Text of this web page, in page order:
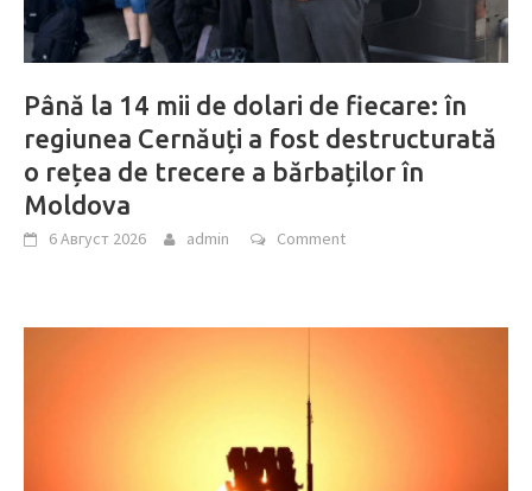
Până la 14 mii de dolari de fiecare: în
regiunea Cernăuți a fost destructurată
o rețea de trecere a bărbaților în
Moldova
6 Август 2026 admin Comment